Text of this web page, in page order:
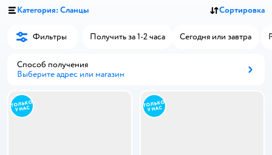
Категория: Сланцы Сортировка
Фильтры Получить за 1-2 часа Сегодня или завтра
Способ получения
Выберите адрес или магазин